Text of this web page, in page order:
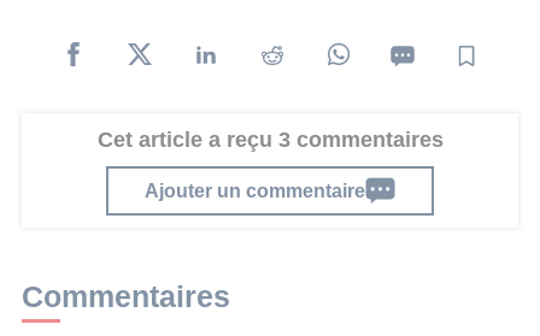
Cet article a reçu 3 commentaires
Ajouter un commentaire
Commentaires